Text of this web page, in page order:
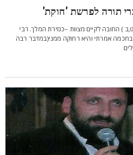
תורה לפרשת 'חוקת'
לקיים מצוות –כגזירת המלך. רבי
אמרתי והיא רחוקה ממני(במדבר רבה